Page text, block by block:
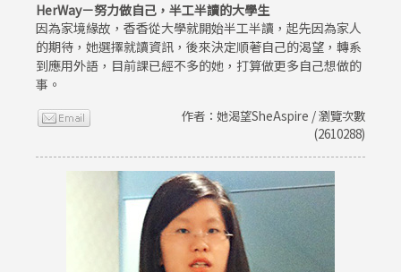
HerWay－努力做自己，半工半讀的大學生
因為家境緣故，香香從大學就開始半工半讀，起先因為家人
的期待，她選擇就讀資訊，後來決定順著自己的渴望，轉系
到應用外語，目前課已經不多的她，打算做更多自己想做的
事。
作者：她渴望SheAspire / 瀏覽次數
(2610288)